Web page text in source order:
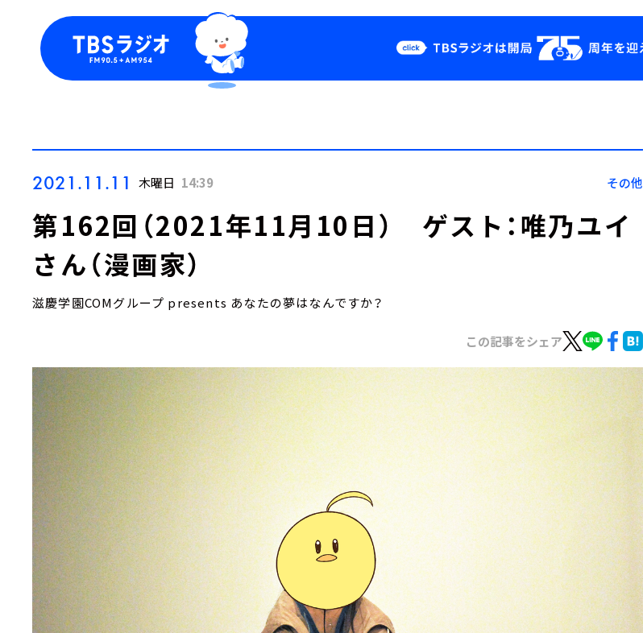
Podcast
YouTube
2021.11.11 木曜日 14:39 その他
第162回（2021年11月10日） ゲスト：唯乃ユイ
さん（漫画家）
滋慶学園COMグループ presents あなたの夢はなんですか？
この記事をシェア